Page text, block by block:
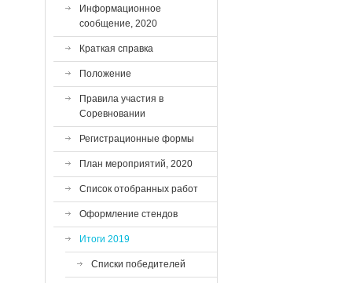
Информационное
сообщение, 2020
Краткая справка
Положение
Правила участия в
Соревновании
Регистрационные формы
План мероприятий, 2020
Список отобранных работ
Оформление стендов
Итоги 2019
Списки победителей